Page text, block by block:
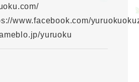
www.facebook.com/
yuruoku